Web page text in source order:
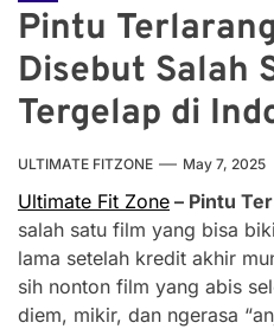
Pintu
Disebut Salah
Tergelap di
ULTIMATE FITZONE May 7, 2025
Ultimate Fit Zone – Pintu
salah satu film yang bisa
lama setelah kredit akhir
sih nonton film yang abis
diem, mikir, dan ngerasa